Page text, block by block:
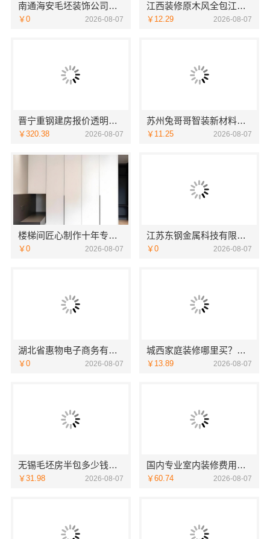
南通海安毛坯装饰公司设计南通宏域全宅装饰建材有限公司
￥0 2026-08-07
江西装修原木风全包江西尚宅尚品新型环保材料有限公司
￥12.29 2026-08-07
晋宁重钢建房报价透明，云南晟构建筑建材有限公司为您服务
￥320.38 2026-08-07
苏州兔哥哥智装新材料有限公司高性价比旧房翻新案例
￥11.25 2026-08-07
楼梯间匠心制作十年专注华居不锈钢稳固又美观
￥0 2026-08-07
江苏东钢金属科技有限公司全屋不锈钢定制生产商
￥0 2026-08-07
湖北省惠物电子商务有限公司：2025母婴用品平台优缺点测评
￥0 2026-08-07
城西家庭装修哪里买？浙江宜美嘉装饰工程有限公司
￥13.89 2026-08-07
无锡毛坯房半包多少钱，无锡亿莱居装饰工程材料有限公司
￥31.98 2026-08-07
国内专业室内装修费用预算，江西圣匠新型环保材料有限公司
￥60.74 2026-08-07